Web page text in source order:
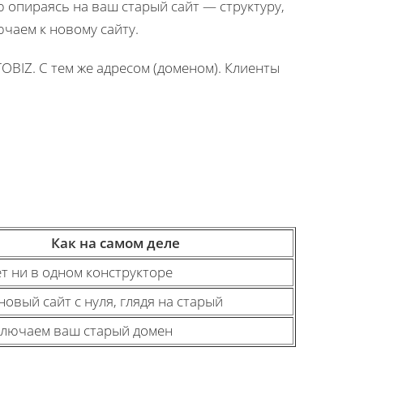
на ваш старый сайт — структуру,
к новому сайту.
С тем же адресом (доменом). Клиенты
Как на самом деле
ни в одном конструкторе
сайт с нуля, глядя на старый
ваш старый домен